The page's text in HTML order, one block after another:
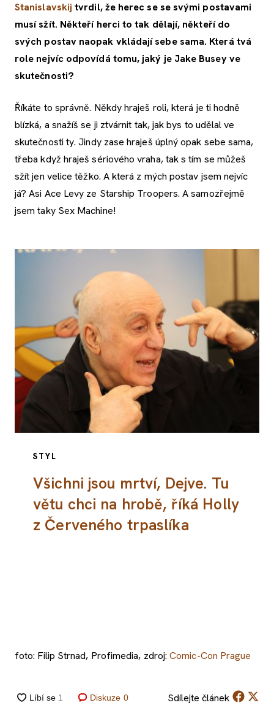
Stanislavskij tvrdil, že herec se se svými postavami
musí sžít. Někteří herci to tak dělají, někteří do
svých postav naopak vkládají sebe sama. Která tvá
role nejvíc odpovídá tomu, jaký je Jake Busey ve
skutečnosti?
Říkáte to správně. Někdy hraješ roli, která je ti hodně
blízká, a snažíš se ji ztvárnit tak, jak bys to udělal ve
skutečnosti ty. Jindy zase hraješ úplný opak sebe sama,
třeba když hraješ sériového vraha, tak s tím se můžeš
sžít jen velice těžko. A která z mých postav jsem nejvíc
já? Asi Ace Levy ze Starship Troopers. A samozřejmě
jsem taky Sex Machine!
STYL
Všichni jsou mrtví, Dejve. Tu
větu chci na hrobě, říká Holly
z Červeného trpaslíka
foto: Filip Strnad, Profimedia, zdroj:Comic-Con Prague
Diskuze 0 Sdílejte článek